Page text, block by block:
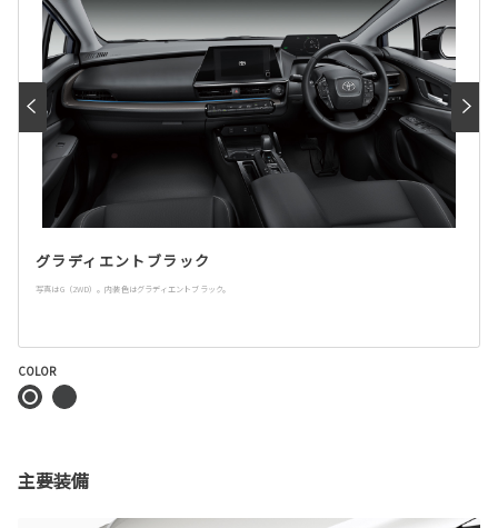
グラディエントブラック
写真はG（2WD）。内装色はグラディエントブラック。
COLOR
主要装備